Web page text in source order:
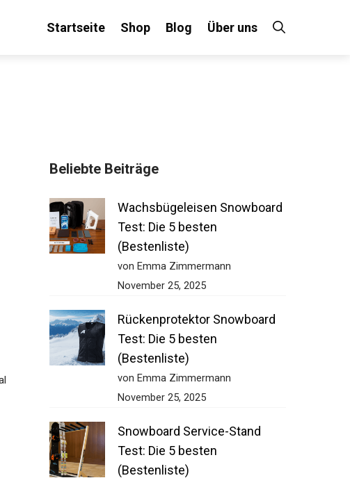
Startseite Shop Blog Über uns
Beliebte Beiträge
Wachsbügeleisen Snowboard
Test: Die 5 besten
(Bestenliste)
von Emma Zimmermann
November 25, 2025
Rückenprotektor Snowboard
Test: Die 5 besten
(Bestenliste)
von Emma Zimmermann
November 25, 2025
Snowboard Service-Stand
Test: Die 5 besten
(Bestenliste)